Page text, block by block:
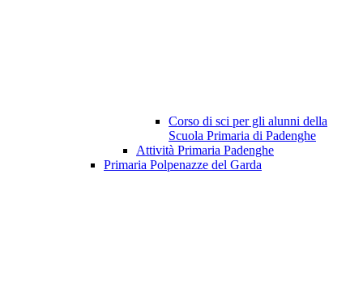
Corso di sci per gli alunni della
Scuola Primaria di Padenghe
Attività Primaria Padenghe
Primaria Polpenazze del Garda